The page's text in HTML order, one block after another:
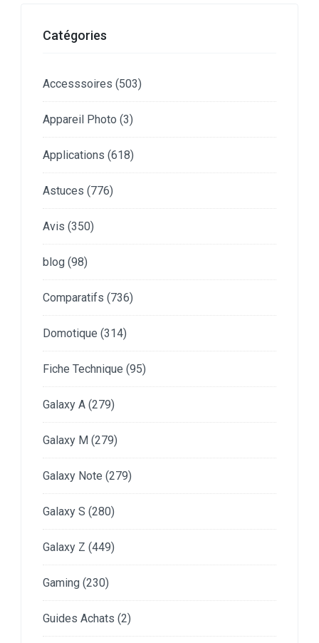
Catégories
Accesssoires (503)
Appareil Photo (3)
Applications (618)
Astuces (776)
Avis (350)
blog (98)
Comparatifs (736)
Domotique (314)
Fiche Technique (95)
Galaxy A (279)
Galaxy M (279)
Galaxy Note (279)
Galaxy S (280)
Galaxy Z (449)
Gaming (230)
Guides Achats (2)